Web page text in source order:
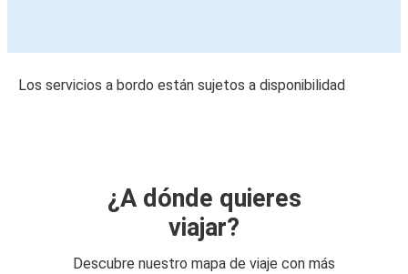
Los servicios a bordo están sujetos a disponibilidad
¿A dónde quieres
viajar?
Descubre nuestro mapa de viaje con más